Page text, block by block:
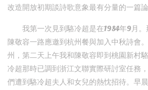
改造開放初期談詩歌意象最有分量的一篇論
我第一次見到駱冷超是在1984年9月
陳敬容一路應邀到杭州餐與加入中秋詩會
州，第二天上午我和陳敬容即到桃園新村
冷超那時已調到浙江文聯實際研討室任務
們遭到駱冷超夫人和女兒的熱忱招待。早